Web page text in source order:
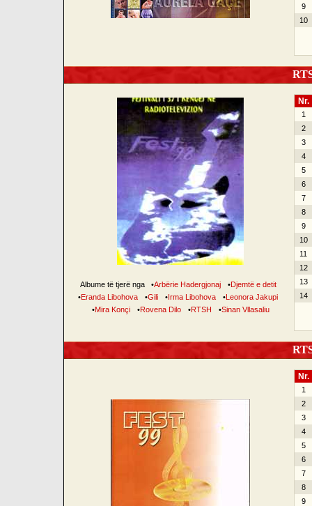
9
10
Albume të tjerë nga •Arbërie Hadergjonaj •Djemtë e detit
•Eranda Libohova •Gili •Irma Libohova •Leonora Jakupi
•Mira Konçi •Rovena Dilo •RTSH •Sinan Vllasaliu
Nr.
1
2
3
4
5
6
7
8
9
10
11
12
13
14
Nr.
1
2
3
4
5
6
7
8
9